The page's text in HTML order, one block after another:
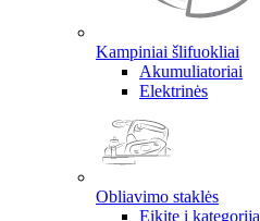
Kampiniai šlifuokliai
Akumuliatoriai
Elektrinės
Obliavimo staklės
Eikite į kategoriją